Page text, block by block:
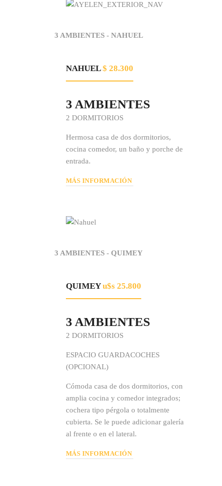
3 AMBIENTES - NAHUEL
NAHUEL$ 28.300
3 AMBIENTES
2 DORMITORIOS
Hermosa casa de dos dormitorios,
cocina comedor, un baño y porche de
entrada.
MÁS INFORMACIÓN
3 AMBIENTES - QUIMEY
QUIMEYu$s 25.800
3 AMBIENTES
2 DORMITORIOS
ESPACIO GUARDACOCHES
(OPCIONAL)
Cómoda casa de dos dormitorios, con
amplia cocina y comedor integrados;
cochera tipo pérgola o totalmente
cubierta. Se le puede adicionar galería
al frente o en el lateral.
MÁS INFORMACIÓN